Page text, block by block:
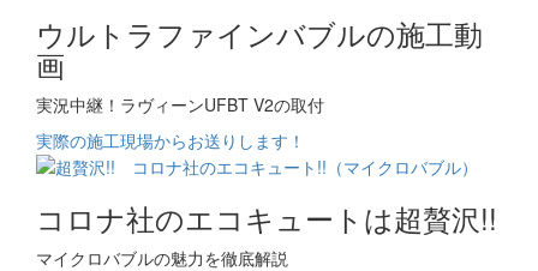
ウルトラファインバブルの施工動
画
実況中継！ラヴィーンUFBT V2の取付
実際の施工現場からお送りします！
コロナ社のエコキュートは超贅沢!!
マイクロバブルの魅力を徹底解説